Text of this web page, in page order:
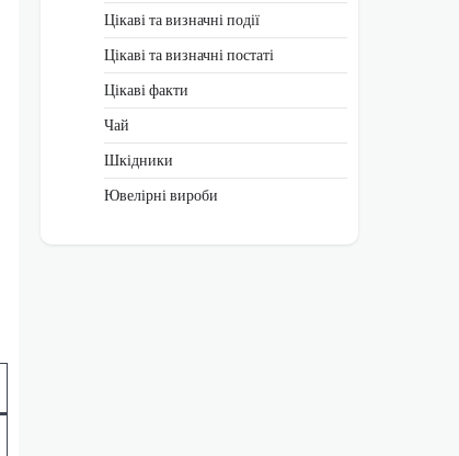
Цікаві та визначні події
Цікаві та визначні постаті
Цікаві факти
Чай
Шкідники
Ювелірні вироби